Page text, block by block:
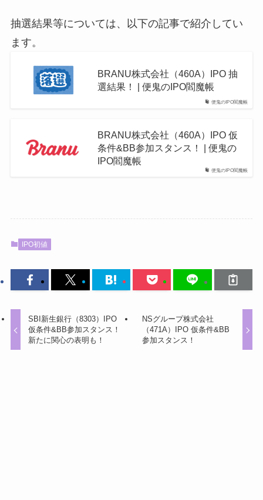
抽選結果等については、以下の記事で紹介してい
ます。
便鬼のIPO閻魔帳
BRANU株式会社（460A）IPO 抽
選結果！ | 便鬼のIPO閻魔帳
便鬼のIPO閻魔帳
BRANU株式会社（460A）IPO 仮
条件&BB参加スタンス！ | 便鬼の
IPO閻魔帳
IPO初値
SBI新生銀行（8303）IPO
仮条件&BB参加スタンス！
新たに関心の表明も！
NSグループ株式会社
（471A）IPO 仮条件&BB
参加スタンス！